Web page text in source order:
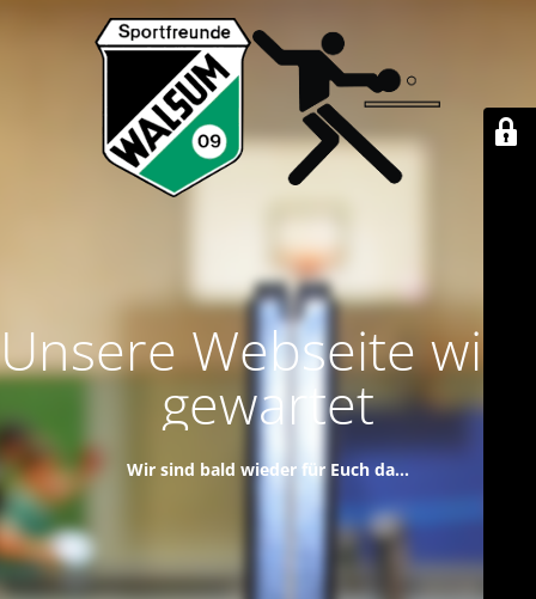
Unsere Webseite wird
gewartet
Wir sind bald wieder für Euch da...